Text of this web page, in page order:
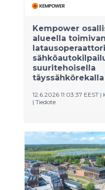
Kempower
alueella toimivan
suuritehoisella
täyssähkörekalla
12.6.2026 11:03:37 EEST |
| Tiedote
alueella toimivan
Ignitis ON:n
jonka teemana on
Goes Electric” Jo 12.
järjestettävä Ignitis
sähköautokilpailu